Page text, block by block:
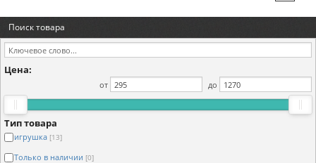
Поиск товара
Цена:
от до
Тип товара
игрушка [13]
Только в наличии [0]